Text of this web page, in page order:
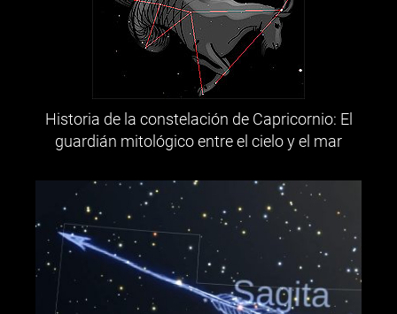
Historia de la constelación de Capricornio: El
guardián mitológico entre el cielo y el mar